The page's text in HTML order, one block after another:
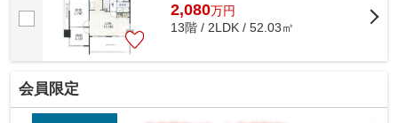
2,080万円
13階 / 2LDK / 52.03㎡
会員限定